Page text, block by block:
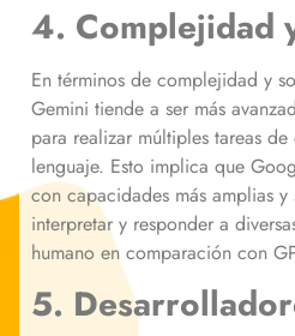
4. Complejidad
En términos de complejidad y
Gemini tiende a ser más
para realizar múltiples tareas
lenguaje. Esto implica que
con capacidades más amplias y
interpretar y responder a
humano en comparación con
5.